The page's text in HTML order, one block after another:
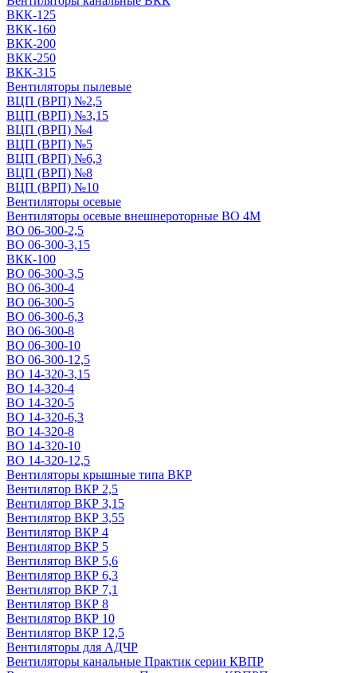
ВКК-125
ВКК-160
ВКК-200
ВКК-250
ВКК-315
Вентиляторы пылевые
ВЦП (ВРП) №2,5
ВЦП (ВРП) №3,15
ВЦП (ВРП) №4
ВЦП (ВРП) №5
ВЦП (ВРП) №6,3
ВЦП (ВРП) №8
ВЦП (ВРП) №10
Вентиляторы осевые
Вентиляторы осевые внешнероторные ВО 4М
ВО 06-300-2,5
ВО 06-300-3,15
ВКК-100
ВО 06-300-3,5
ВО 06-300-4
ВО 06-300-5
ВО 06-300-6,3
ВО 06-300-8
ВО 06-300-10
ВО 06-300-12,5
ВО 14-320-3,15
ВО 14-320-4
ВО 14-320-5
ВО 14-320-6,3
ВО 14-320-8
ВО 14-320-10
ВО 14-320-12,5
Вентиляторы крышные типа ВКР
Вентилятор ВКР 2,5
Вентилятор ВКР 3,15
Вентилятор ВКР 3,55
Вентилятор ВКР 4
Вентилятор ВКР 5
Вентилятор ВКР 5,6
Вентилятор ВКР 6,3
Вентилятор ВКР 7,1
Вентилятор ВКР 8
Вентилятор ВКР 10
Вентилятор ВКР 12,5
Вентиляторы для АДЧР
Вентиляторы канальные Практик серии КВПР